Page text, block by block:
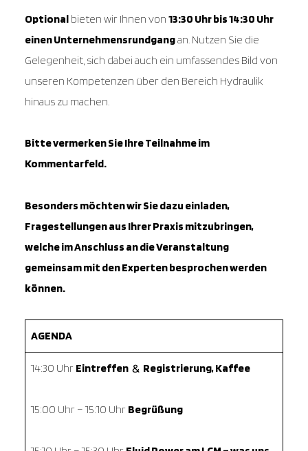
Optional bieten wir Ihnen von 13:30 Uhr bis 14:30 Uhr
einen Unternehmensrundgangan. Nutzen Sie die
Gelegenheit, sich dabei auch ein umfassendes Bild von
unseren Kompetenzen über den Bereich Hydraulik
hinaus zu machen.
Bitte vermerken Sie Ihre Teilnahme im
Kommentarfeld.
Besonders möchten wir Sie dazu einladen,
Fragestellungen aus Ihrer Praxis mitzubringen,
welche im Anschluss an die Veranstaltung
gemeinsam mit den Experten besprochen werden
können.
AGENDA
14:30 Uhr Eintreffen & Registrierung, Kaffee
15:00 Uhr – 15:10 Uhr Begrüßung